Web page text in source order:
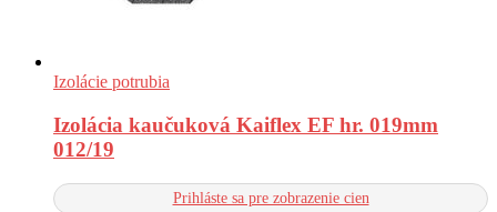
Izolácie potrubia
Izolácia kaučuková Kaiflex EF hr. 019mm
012/19
Prihláste sa pre zobrazenie cien